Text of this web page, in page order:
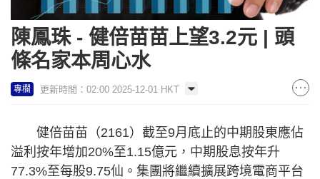
陳鳳珠 - 健倍苗苗上望3.2元 | 頭
條名家本周心水
專欄 更新時間：02:00 2025-12-01 HKT
健倍苗苗（2161）截至9月底止的中期股東應佔
溢利按年增加20%至1.15億元，中期股息按年升
77.3%至每股9.75仙。集團將繼續擴展跨境電商平台